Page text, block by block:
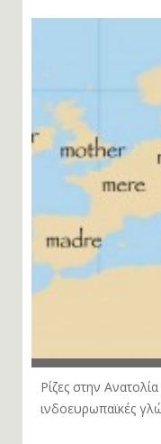
Ρίζες στην
ινδοευρωπαϊκές